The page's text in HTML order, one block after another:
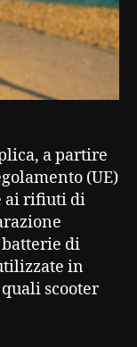
a partire
(UE)
ai rifiuti di
di
in
scooter